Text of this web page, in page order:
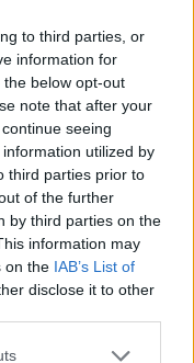
to third parties, or
information for
below opt-out
note that after your
seeing
utilized by
third parties prior to
of the further
by third parties on the
information may
on the IAB’s List of
disclose it to other